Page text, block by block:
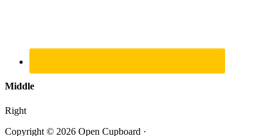
Middle
Right
Copyright © 2026 Open Cupboard ·